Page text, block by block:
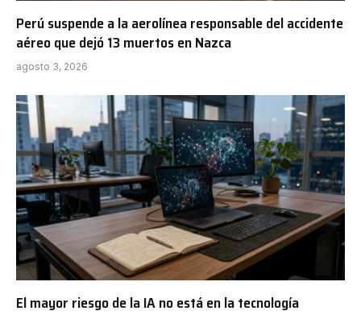
Perú suspende a la aerolínea responsable del accidente
aéreo que dejó 13 muertos en Nazca
agosto 3, 2026
El mayor riesgo de la IA no está en la tecnología